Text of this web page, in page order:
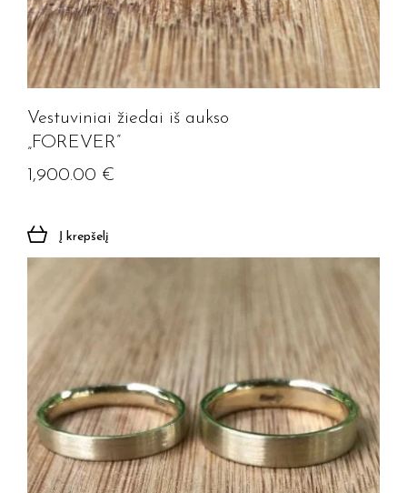
Vestuviniai žiedai iš aukso
„FOREVER”
1,900.00 €
Į krepšelį